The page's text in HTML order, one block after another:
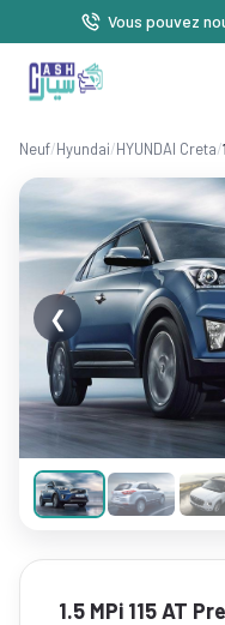
Vous pouvez
Neuf/Hyundai/HYUNDAI Creta/
❮
1.5 MPi 115 AT